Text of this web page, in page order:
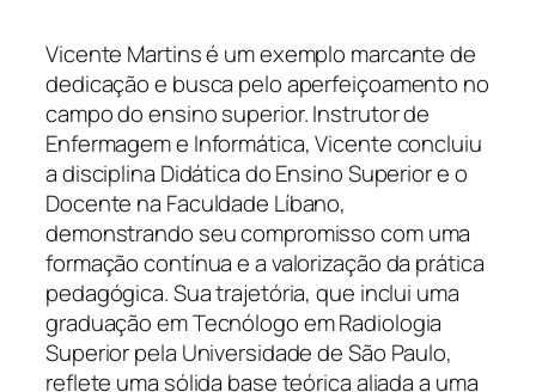
Vicente Martins é um exemplo marcante de
dedicação e busca pelo aperfeiçoamento no
campo do ensino superior. Instrutor de
Enfermagem e Informática, Vicente concluiu
a disciplina Didática do Ensino Superior e o
Docente na Faculdade Líbano,
demonstrando seu compromisso com uma
formação contínua e a valorização da prática
pedagógica. Sua trajetória, que inclui uma
graduação em Tecnólogo em Radiologia
Superior pela Universidade de São Paulo,
reflete uma sólida base teórica aliada a uma